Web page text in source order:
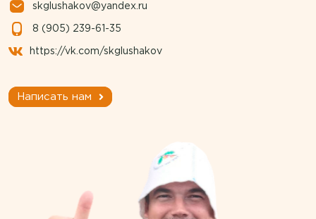
skglushakov@yandex.ru
8 (905) 239-61-35
https://vk.com/skglushakov
Написать нам